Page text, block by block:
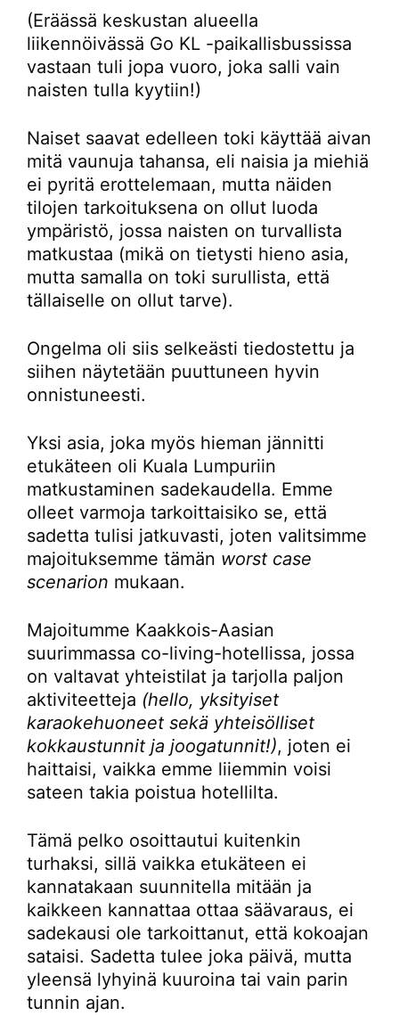
(Eräässä keskustan alueella
liikennöivässä Go KL -paikallisbussissa
vastaan tuli jopa vuoro, joka salli vain
naisten tulla kyytiin!)
Naiset saavat edelleen toki käyttää aivan
mitä vaunuja tahansa, eli naisia ja miehiä
ei pyritä erottelemaan, mutta näiden
tilojen tarkoituksena on ollut luoda
ympäristö, jossa naisten on turvallista
matkustaa (mikä on tietysti hieno asia,
mutta samalla on toki surullista, että
tällaiselle on ollut tarve).
Ongelma oli siis selkeästi tiedostettu ja
siihen näytetään puuttuneen hyvin
onnistuneesti.
Yksi asia, joka myös hieman jännitti
etukäteen oli Kuala Lumpuriin
matkustaminen sadekaudella. Emme
olleet varmoja tarkoittaisiko se, että
sadetta tulisi jatkuvasti, joten valitsimme
majoituksemme tämän worst case
scenarion mukaan.
Majoitumme Kaakkois-Aasian
suurimmassa co-living-hotellissa, jossa
on valtavat yhteistilat ja tarjolla paljon
aktiviteetteja (hello, yksityiset
karaokehuoneet sekä yhteisölliset
kokkaustunnit ja joogatunnit!), joten ei
haittaisi, vaikka emme liiemmin voisi
sateen takia poistua hotellilta.
Tämä pelko osoittautui kuitenkin
turhaksi, sillä vaikka etukäteen ei
kannatakaan suunnitella mitään ja
kaikkeen kannattaa ottaa säävaraus, ei
sadekausi ole tarkoittanut, että kokoajan
sataisi. Sadetta tulee joka päivä, mutta
yleensä lyhyinä kuuroina tai vain parin
tunnin ajan.